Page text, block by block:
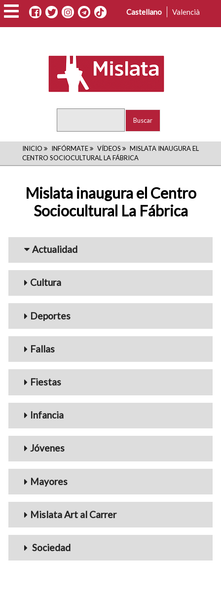
Pasar
al
contenido
Castellano Valencià
RUTA
DE
NAVEGACIÓN
INICIO INFÓRMATE VÍDEOS
MISLATA INAUGURA EL
CENTRO SOCIOCULTURAL LA FÁBRICA
Mislata inaugura el Centro
Sociocultural La Fábrica
Menu_Videos
Actualidad
Cultura
Deportes
Fallas
Fiestas
Infancia
Jóvenes
Mayores
Mislata Art al Carrer
Sociedad